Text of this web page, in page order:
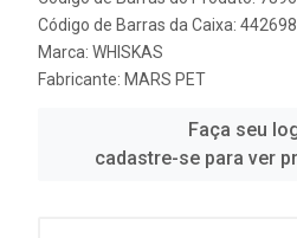
Código de Barras da Caixa:
Marca: WHISKAS
Fabricante: MARS PET
Faça seu
cadastre-se para ver